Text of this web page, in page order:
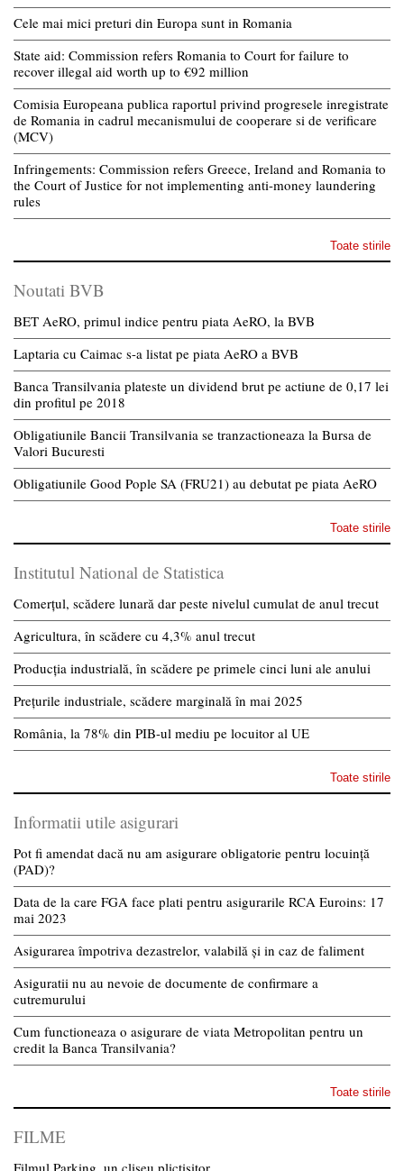
Cele mai mici preturi din Europa sunt in Romania
State aid: Commission refers Romania to Court for failure to
recover illegal aid worth up to €92 million
Comisia Europeana publica raportul privind progresele inregistrate
de Romania in cadrul mecanismului de cooperare si de verificare
(MCV)
Infringements: Commission refers Greece, Ireland and Romania to
the Court of Justice for not implementing anti-money laundering
rules
Toate stirile
Noutati BVB
BET AeRO, primul indice pentru piata AeRO, la BVB
Laptaria cu Caimac s-a listat pe piata AeRO a BVB
Banca Transilvania plateste un dividend brut pe actiune de 0,17 lei
din profitul pe 2018
Obligatiunile Bancii Transilvania se tranzactioneaza la Bursa de
Valori Bucuresti
Obligatiunile Good Pople SA (FRU21) au debutat pe piata AeRO
Toate stirile
Institutul National de Statistica
Comerțul, scădere lunară dar peste nivelul cumulat de anul trecut
Agricultura, în scădere cu 4,3% anul trecut
Producția industrială, în scădere pe primele cinci luni ale anului
Prețurile industriale, scădere marginală în mai 2025
România, la 78% din PIB-ul mediu pe locuitor al UE
Toate stirile
Informatii utile asigurari
Pot fi amendat dacă nu am asigurare obligatorie pentru locuință
(PAD)?
Data de la care FGA face plati pentru asigurarile RCA Euroins: 17
mai 2023
Asigurarea împotriva dezastrelor, valabilă și in caz de faliment
Asiguratii nu au nevoie de documente de confirmare a
cutremurului
Cum functioneaza o asigurare de viata Metropolitan pentru un
credit la Banca Transilvania?
Toate stirile
FILME
Filmul Parking, un cliseu plictisitor